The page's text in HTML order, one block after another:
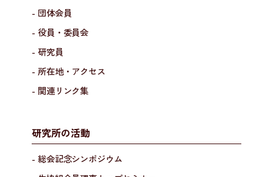
- 団体会員
- 役員・委員会
- 研究員
- 所在地・アクセス
- 関連リンク集
研究所の活動
- 総会記念シンポジウム